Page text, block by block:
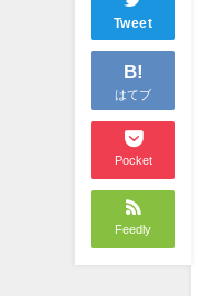
Tweet
B!
はてブ
Pocket
Feedly